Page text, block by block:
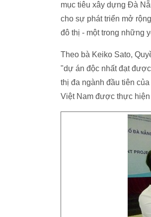
mục tiêu xây dựng Đà
cho sự phát triển mở
đô thị - một trong những
Theo bà Keiko Sato,
"dự án độc nhất đạt
thị đa ngành đầu tiên
Việt Nam được thực